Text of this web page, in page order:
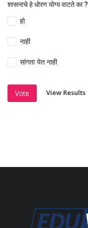
शासनाचे हे धोरण योग्य वाटते का ?
हो
नाही
सांगता येत नाही
Vote View Results